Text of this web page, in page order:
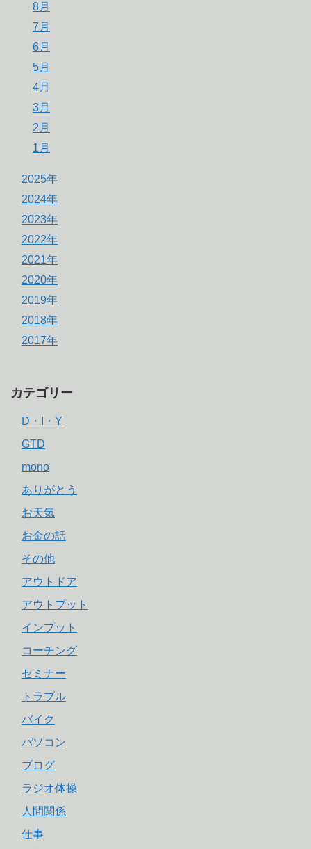
8月
7月
6月
5月
4月
3月
2月
1月
2025年
2024年
2023年
2022年
2021年
2020年
2019年
2018年
2017年
カテゴリー
D・I・Y
GTD
mono
ありがとう
お天気
お金の話
その他
アウトドア
アウトプット
インプット
コーチング
セミナー
トラブル
バイク
パソコン
ブログ
ラジオ体操
人間関係
仕事